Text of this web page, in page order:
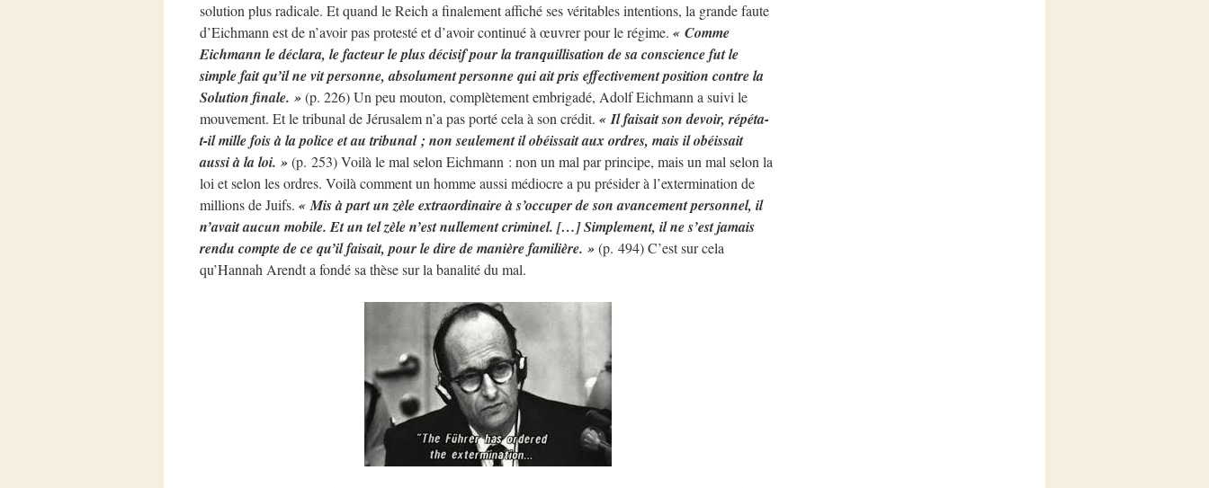
solution plus radicale. Et quand le Reich a finalement affiché ses véritables intentions, la grande faute
d’Eichmann est de n’avoir pas protesté et d’avoir continué à œuvrer pour le régime. « Comme
Eichmann le déclara, le facteur le plus décisif pour la tranquillisation de sa conscience fut le
simple fait qu’il ne vit personne, absolument personne qui ait pris effectivement position contre la
Solution finale. »(p. 226) Un peu mouton, complètement embrigadé, Adolf Eichmann a suivi le
mouvement. Et le tribunal de Jérusalem n’a pas porté cela à son crédit. « Il faisait son devoir, répéta-
t-il mille fois à la police et au tribunal ; non seulement il obéissait aux ordres, mais il obéissait
aussi à la loi. »(p. 253) Voilà le mal selon Eichmann : non un mal par principe, mais un mal selon la
loi et selon les ordres. Voilà comment un homme aussi médiocre a pu présider à l’extermination de
millions de Juifs. « Mis à part un zèle extraordinaire à s’occuper de son avancement personnel, il
n’avait aucun mobile. Et un tel zèle n’est nullement criminel. […] Simplement, il ne s’est jamais
rendu compte de ce qu’il faisait, pour le dire de manière familière. »(p. 494) C’est sur cela
qu’Hannah Arendt a fondé sa thèse sur la banalité du mal.